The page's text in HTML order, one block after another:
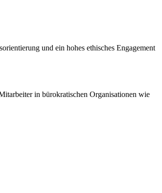
und ein hohes ethisches Engagement
in bürokratischen Organisationen wie